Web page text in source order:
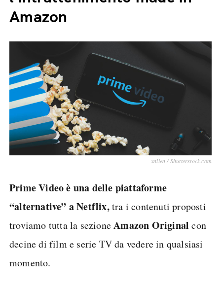
Amazon
xalien / Shutterstock.com
Prime Video è una delle piattaforme
“alternative” a Netflix,tra i contenuti proposti
troviamo tutta la sezioneAmazon Originalcon
decine di film e serie TV da vedere in qualsiasi
momento.